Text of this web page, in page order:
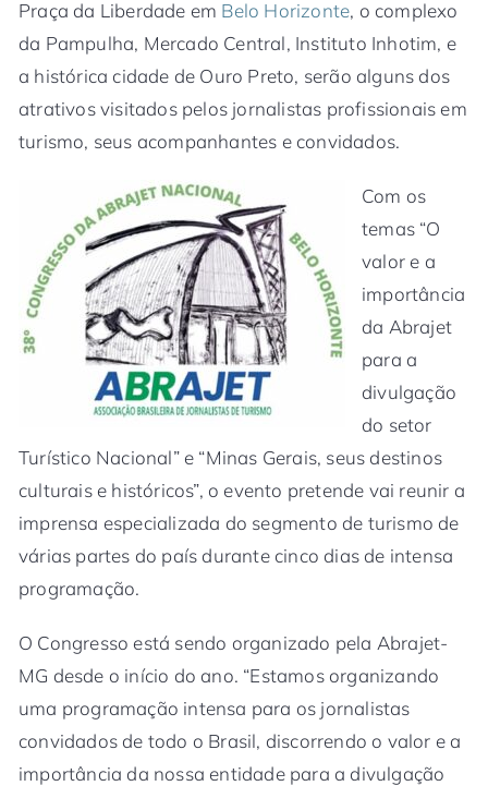
Praça da Liberdade em Belo Horizonte, o complexo
da Pampulha, Mercado Central, Instituto Inhotim, e
a histórica cidade de Ouro Preto, serão alguns dos
atrativos visitados pelos jornalistas profissionais em
turismo, seus acompanhantes e convidados.
Com os
temas “O
valor e a
importância
da Abrajet
para a
divulgação
do setor
Turístico Nacional” e “Minas Gerais, seus destinos
culturais e históricos”, o evento pretende vai reunir a
imprensa especializada do segmento de turismo de
várias partes do país durante cinco dias de intensa
programação.
O Congresso está sendo organizado pela Abrajet-
MG desde o início do ano. “Estamos organizando
uma programação intensa para os jornalistas
convidados de todo o Brasil, discorrendo o valor e a
importância da nossa entidade para a divulgação